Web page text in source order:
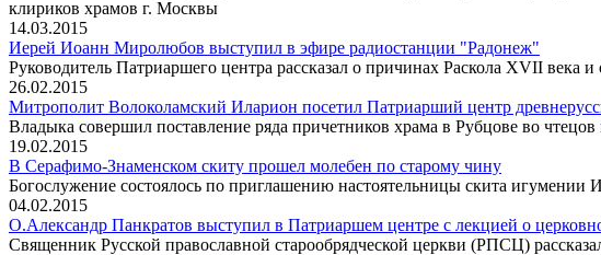
клириков храмов г. Москвы
14.03.2015
Иерей Иоанн Миролюбов выступил в эфире радиостанции "Радонеж"
Pуководитель Патриаршего центра рассказал о причинах Раскола XVII
26.02.2015
Митрополит Волоколамский Иларион посетил Патриарший центр
Владыка совершил поставление ряда причетников храма в Рубцове во
19.02.2015
В Серафимо-Знаменском скиту прошел молебен по старому чину
Богослужение состоялось по приглашению настоятельницы скита
04.02.2015
О.Александр Панкратов выступил в Патриаршем центре с лекцией о
Священник Русской православной старообрядческой церкви (РПСЦ)